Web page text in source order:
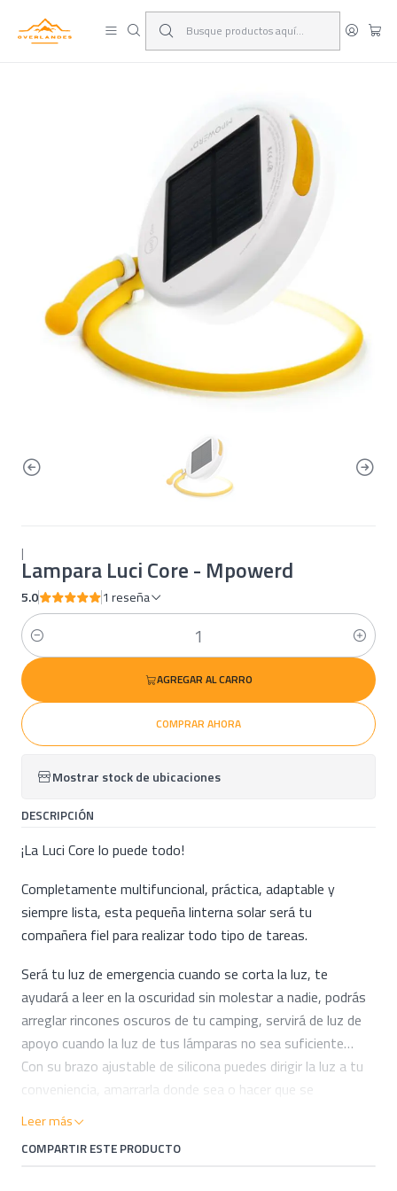
¡Viaja y deja las excusas!
|
Lampara Luci Core - Mpowerd
5.0 1 reseña
Cantidad
AGREGAR AL CARRO
COMPRAR AHORA
Mostrar stock de ubicaciones
DESCRIPCIÓN
¡La Luci Core lo puede todo!
Completamente multifuncional, práctica, adaptable y
siempre lista, esta pequeña linterna solar será tu
compañera fiel para realizar todo tipo de tareas.
Será tu luz de emergencia cuando se corta la luz, te
ayudará a leer en la oscuridad sin molestar a nadie, podrás
arreglar rincones oscuros de tu camping, servirá de luz de
apoyo cuando la luz de tus lámparas no sea suficiente…
Con su brazo ajustable de silicona puedes dirigir la luz a tu
conveniencia, amarrarla donde sea o hacer que se
mantenga “de pie”.
Para cargar, simplemente déjala al solo durante el día o
Leer más
COMPARTIR ESTE PRODUCTO